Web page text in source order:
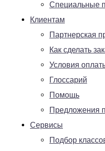
Специальные
Клиентам
Партнерская
Как сделать
Условия
Глоссарий
Помощь
Предложения
Сервисы
Подбор